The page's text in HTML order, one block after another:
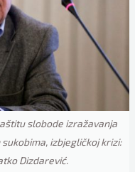
slobode izražavanja
izbjegličkoj krizi:
Dizdarević.